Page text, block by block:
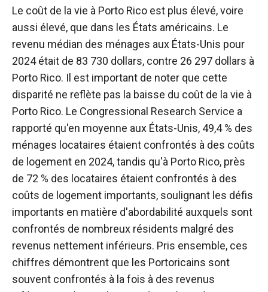
Le coût de la vie à Porto Rico est plus élevé, voire
aussi élevé, que dans les États américains. Le
revenu médian des ménages aux États-Unis pour
2024 était de 83 730 dollars, contre 26 297 dollars à
Porto Rico. Il est important de noter que cette
disparité ne reflète pas la baisse du coût de la vie à
Porto Rico. Le Congressional Research Service a
rapporté qu'en moyenne aux États-Unis, 49,4 % des
ménages locataires étaient confrontés à des coûts
de logement en 2024, tandis qu'à Porto Rico, près
de 72 % des locataires étaient confrontés à des
coûts de logement importants, soulignant les défis
importants en matière d'abordabilité auxquels sont
confrontés de nombreux résidents malgré des
revenus nettement inférieurs. Pris ensemble, ces
chiffres démontrent que les Portoricains sont
souvent confrontés à la fois à des revenus